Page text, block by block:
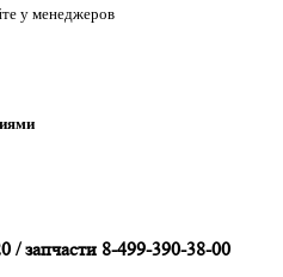
у менеджеров
/ запчасти 8-499-390-38-00